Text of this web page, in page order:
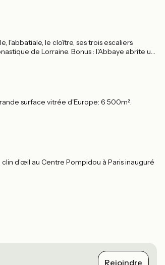
l'abbatiale, le cloître, ses trois escaliers
de Lorraine. Bonus : l'Abbaye abrite un
surface vitrée d'Europe: 6 500m².
d’œil au Centre Pompidou à Paris inauguré
Rejoindre